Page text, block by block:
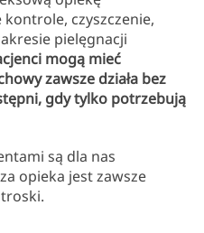
czyszczenie,
pielęgnacji
mogą mieć
zawsze działa bez
gdy tylko potrzebują
są dla nas
opieka jest zawsze